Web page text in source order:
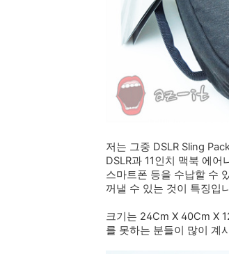
저는 그중 DSLR Sling
DSLR과 11인치 맥북 에
스마트폰 등을 수납할 수
꺼낼 수 있는 것이 특징입
크기는 24Cm X 40Cm X
를 못하는 분들이 많이 계